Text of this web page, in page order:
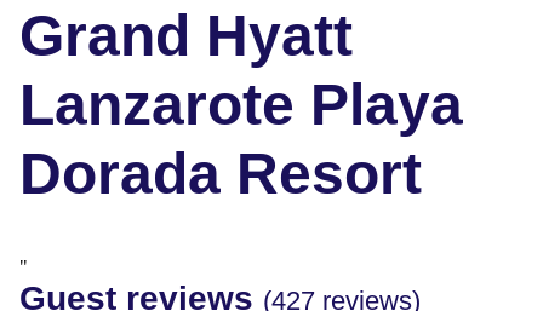
Grand Hyatt
Lanzarote Playa
Dorada Resort
"
Guest reviews (427 reviews)